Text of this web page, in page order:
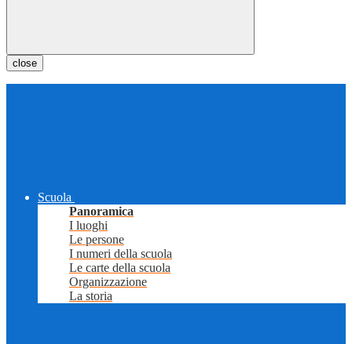
close
Scuola
Panoramica
I luoghi
Le persone
I numeri della scuola
Le carte della scuola
Organizzazione
La storia